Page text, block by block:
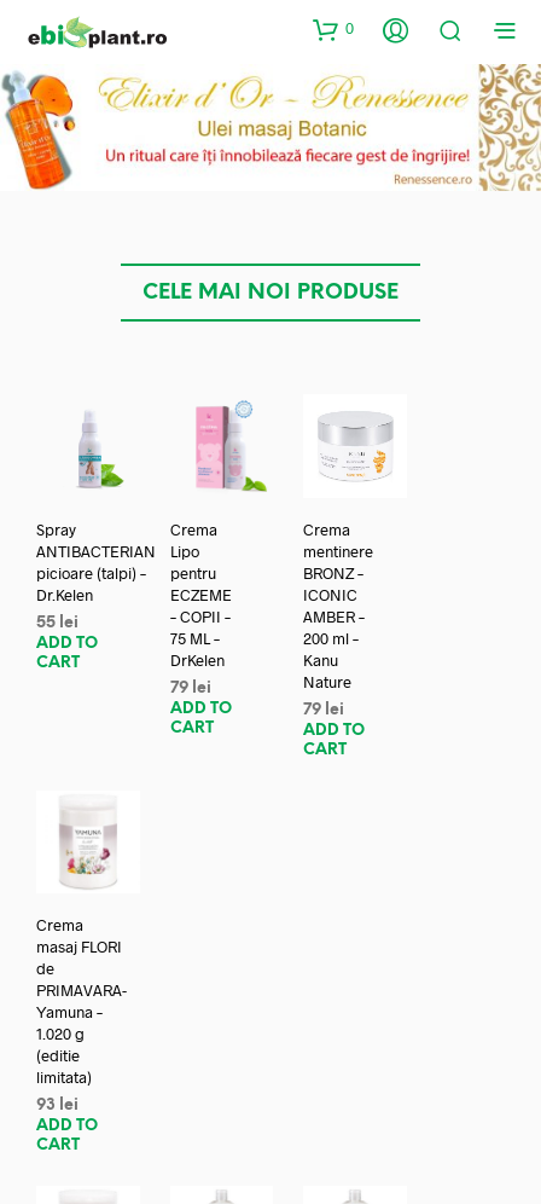
0
CELE MAI NOI PRODUSE
Spray
ANTIBACTERIAN
picioare (talpi) –
Dr.Kelen
55 lei
ADD TO
CART
Crema
Lipo
pentru
ECZEME
– COPII –
75 ML –
DrKelen
79 lei
ADD TO
CART
Crema
mentinere
BRONZ –
ICONIC
AMBER –
200 ml –
Kanu
Nature
79 lei
ADD TO
CART
Crema
masaj FLORI
de
PRIMAVARA-
Yamuna –
1.020 g
(editie
limitata)
93
lei
ADD TO
CART